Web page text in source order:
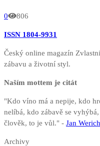
0 806
ISSN 1804-9931
Český online magazín
zábavu a životní styl.
Naším mottem je citát
"Kdo víno má a nepije, kdo
nelíbá, kdo zábavě se
člověk, to je vůl." - Jan Werich
Archivy